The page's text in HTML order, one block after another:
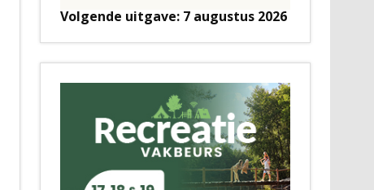
Volgende uitgave: 7 augustus 2026